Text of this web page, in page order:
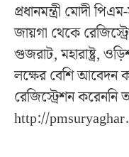
প্রধানমন্ত্রী মোদী
জায়গা থেকে
গুজরাট, মহারাষ্ট্র,
লক্ষের বেশি আবেদন
রেজিস্ট্রেশন করেননি
http://